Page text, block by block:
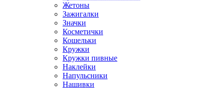
Жетоны
Зажигалки
Значки
Косметички
Кошельки
Кружки
Кружки пивные
Наклейки
Напульсники
Нашивки